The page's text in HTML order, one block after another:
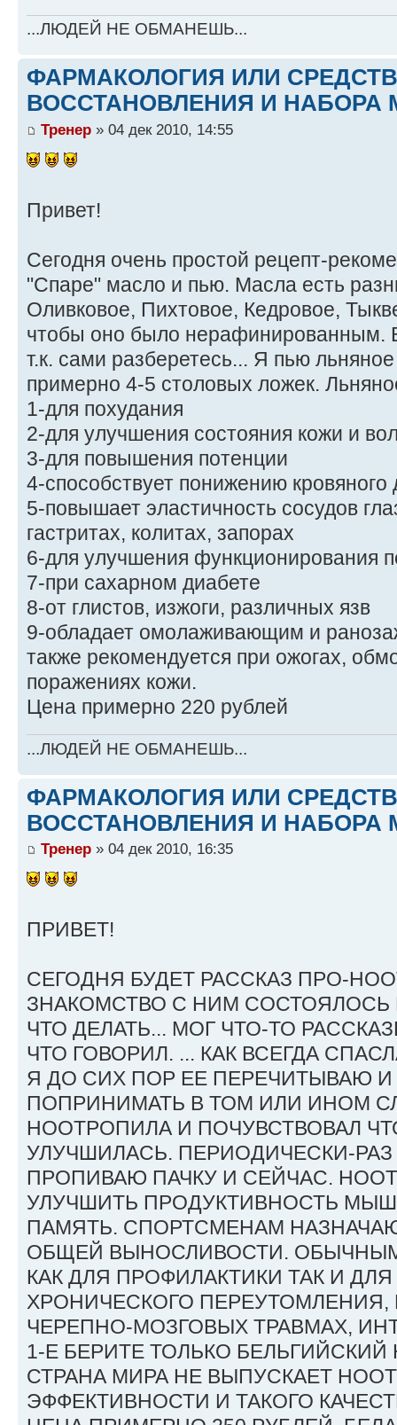
...ЛЮДЕЙ НЕ ОБМАНЕШЬ...
ФАРМАКОЛОГИЯ ИЛИ
ВОССТАНОВЛЕНИЯ И НАБОРА
Тренер » 04 дек 2010, 14:55
Привет!
Сегодня очень простой рецепт-
"Спаре" масло и пью. Масла есть
Оливковое, Пихтовое, Кедровое,
чтобы оно было нерафинированным.
т.к. сами разберетесь... Я пью
примерно 4-5 столовых ложек.
1-для похудания
2-для улучшения состояния кожи и
3-для повышения потенции
4-способствует понижению кровяного
5-повышает эластичность сосудов
гастритах, колитах, запорах
6-для улучшения функционирования
7-при сахарном диабете
8-от глистов, изжоги, различных язв
9-обладает омолаживающим и
также рекомендуется при ожогах,
поражениях кожи.
Цена примерно 220 рублей
...ЛЮДЕЙ НЕ ОБМАНЕШЬ...
ФАРМАКОЛОГИЯ ИЛИ
ВОССТАНОВЛЕНИЯ И НАБОРА
Тренер » 04 дек 2010, 16:35
ПРИВЕТ!
СЕГОДНЯ БУДЕТ РАССКАЗ ПРО-
ЗНАКОМСТВО С НИМ СОСТОЯЛОСЬ
ЧТО ДЕЛАТЬ... МОГ ЧТО-ТО
ЧТО ГОВОРИЛ. ... КАК ВСЕГДА
Я ДО СИХ ПОР ЕЕ ПЕРЕЧИТЫВАЮ
ПОПРИНИМАТЬ В ТОМ ИЛИ ИНОМ
НООТРОПИЛА И ПОЧУВСТВОВАЛ
УЛУЧШИЛАСЬ. ПЕРИОДИЧЕСКИ-РАЗ
ПРОПИВАЮ ПАЧКУ И СЕЙЧАС.
УЛУЧШИТЬ ПРОДУКТИВНОСТЬ
ПАМЯТЬ. СПОРТСМЕНАМ
ОБЩЕЙ ВЫНОСЛИВОСТИ.
КАК ДЛЯ ПРОФИЛАКТИКИ ТАК И
ХРОНИЧЕСКОГО ПЕРЕУТОМЛЕНИЯ,
ЧЕРЕПНО-МОЗГОВЫХ ТРАВМАХ,
1-Е БЕРИТЕ ТОЛЬКО
СТРАНА МИРА НЕ ВЫПУСКАЕТ
ЭФФЕКТИВНОСТИ И ТАКОГО